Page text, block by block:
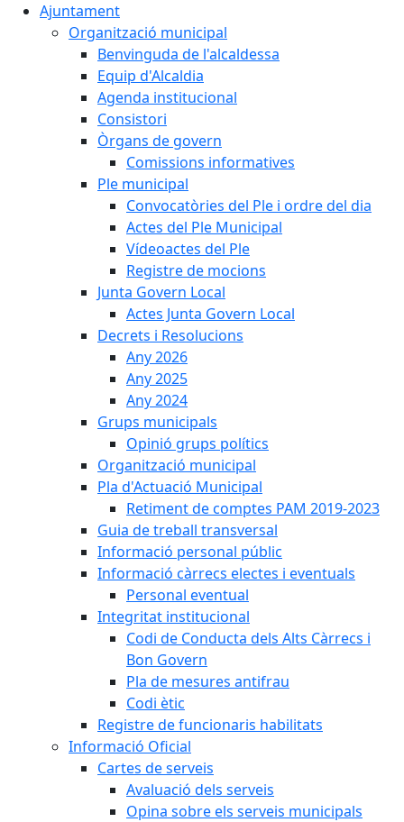
Ajuntament
Organització municipal
Benvinguda de l'alcaldessa
Equip d'Alcaldia
Agenda institucional
Consistori
Òrgans de govern
Comissions informatives
Ple municipal
Convocatòries del Ple i ordre del dia
Actes del Ple Municipal
Vídeoactes del Ple
Registre de mocions
Junta Govern Local
Actes Junta Govern Local
Decrets i Resolucions
Any 2026
Any 2025
Any 2024
Grups municipals
Opinió grups polítics
Organització municipal
Pla d'Actuació Municipal
Retiment de comptes PAM 2019-2023
Guia de treball transversal
Informació personal públic
Informació càrrecs electes i eventuals
Personal eventual
Integritat institucional
Codi de Conducta dels Alts Càrrecs i
Bon Govern
Pla de mesures antifrau
Codi ètic
Registre de funcionaris habilitats
Informació Oficial
Cartes de serveis
Avaluació dels serveis
Opina sobre els serveis municipals